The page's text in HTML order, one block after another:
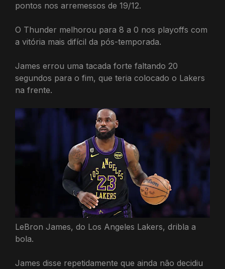
pontos nos arremessos de 19/12.
O Thunder melhorou para 8 a 0 nos playoffs com
a vitória mais difícil da pós-temporada.
James errou uma tacada forte faltando 20
segundos para o fim, que teria colocado o Lakers
na frente.
LeBron James, do Los Angeles Lakers, dribla a
bola.
James disse repetidamente que ainda não decidiu